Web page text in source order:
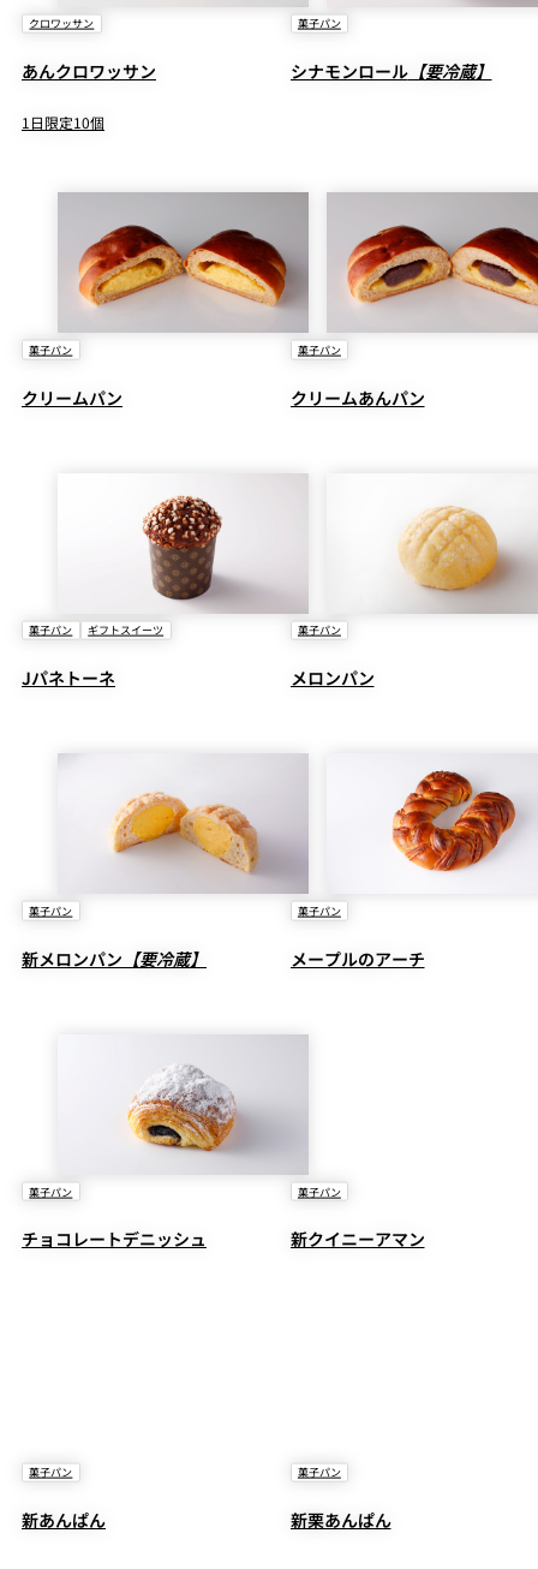
クロワッサン
あんクロワッサン
1日限定10個
菓子パン
シナモンロール【要冷蔵】
菓子パン
クリームパン
菓子パン
クリームあんパン
菓子パン ギフトスイーツ
Jパネトーネ
菓子パン
メロンパン
菓子パン
新メロンパン 【要冷蔵】
菓子パン
メープルのアーチ
菓子パン
チョコレートデニッシュ
菓子パン
新クイニーアマン
菓子パン
新あんぱん
菓子パン
新栗あんぱん